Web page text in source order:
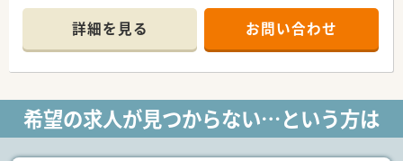
■研修制度は様々なプランがあり、集合研修だけでなく任意で受
講可能な研修も幅広く用意されています
■店舗で活躍する従業員、社外で活躍する従業員、将来経営幹部
となる従業員など、薬剤師として様々な活躍ができるフィールド
■総合薬剤師・調剤薬剤師（土日休み・19時までの勤務）どちらか
の働き方を選択できます
■調剤併設型だけでなく「医療モール・クリニック併設店舗」「敷
詳細を見る お問い合わせ
希望の求人が見つからない…という方は